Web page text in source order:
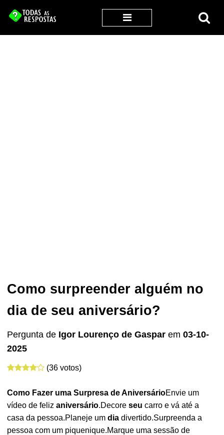
Como surpreender alguém no
dia de seu aniversário?
Pergunta de Igor Lourenço de Gaspar em03-10-
2025
(36 votos)
Como Fazer uma Surpresa deAniversárioEnvie um
vídeo de felizaniversário.Decoreseu carro e vá até a
casa da pessoa.Planeje umdia divertido.Surpreenda a
pessoa com um piquenique.Marque uma sessão de